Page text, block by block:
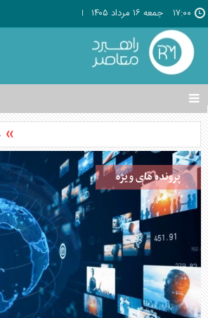
۱۷:۰۰ جمعه ۱۶ مرداد ۱۴۰۵
تغییر
وضعیت
منوی
ها
پرونده های ویژه